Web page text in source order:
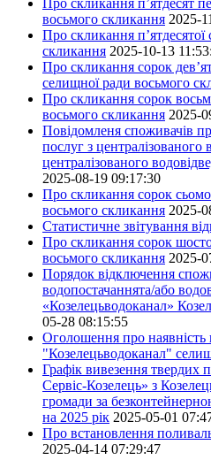
восьмого скликання 2025-
Про скликання п’ятдесятої
скликання 2025-10-13
Про скликання сорок
селищної ради восьмого
Про скликання сорок
восьмого скликання 2025-
Повідомленя споживачів
послуг з централізованого
централізованого
2025-08-19 09:17:30
Про скликання сорок
восьмого скликання 2025-
Статистичне звітування
Про скликання сорок
восьмого скликання 2025-
Порядок відключення
водопостачаннята/або
«Козелецьводоканал»
05-28 08:15:55
Оголошення про
"Козелецьводоканал"
Графік вивезення твердих
Сервіс-Козелець» з
громади за
на 2025 рік 2025-05-01
Про встановлення
2025-04-14 07:29:47